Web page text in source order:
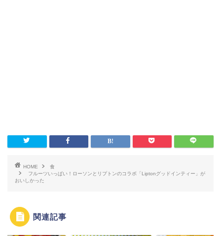
HOME
食
フルーツいっぱい！ローソンとリプトンのコラボ「Liptonグッドインティー」が
おいしかった
関連記事